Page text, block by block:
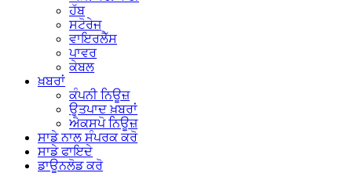
ਹੱਬ
ਸਟੋਰੇਜ
ਵਾਇਰਲੈੱਸ
ਪਾਵਰ
ਕੇਬਲ
ਖ਼ਬਰਾਂ
ਕੰਪਨੀ ਨਿਊਜ਼
ਉਤਪਾਦ ਖ਼ਬਰਾਂ
ਐਕਸਪੋ ਨਿਊਜ਼
ਸਾਡੇ ਨਾਲ ਸੰਪਰਕ ਕਰੋ
ਸਾਡੇ ਫਾਇਦੇ
ਡਾਊਨਲੋਡ ਕਰੋ